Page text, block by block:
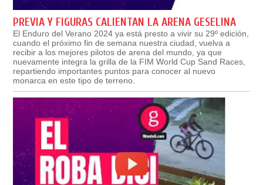
PREVIA Y FIGURAS CALIENTAN LA ARENA GESELINA
El Enduro del Verano 2024 ya está presto a vivir su 29º edición,
cuando el próximo fin de semana nuestra ciudad, vuelva a
recibir a los mejores pilotos de arena del mundo, ya que
nuevamente integra la grilla de la FIM World Cup Sand Races,
repartiendo importantes puntos para conocer al nuevo
monarca en este tipo de terreno.